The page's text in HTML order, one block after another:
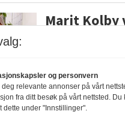
Marit Kolby
Blir enklere
økologisk i
og personvern
deg relevante annonser på vårt
fra ditt besøk på vårt nettsted. Du
dette under "Innstillinger".